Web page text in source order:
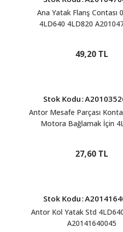
Ana Yatak Flanş Contası
4LD640 4LD820
49,20 TL
Stok Kodu :
Antor Mesafe Parçası
Motora Bağlamak İçin
27,60 TL
Stok Kodu :
Antor Kol Yatak Std
A20141640045